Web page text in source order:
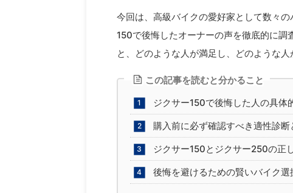
今回は、高級バイクの愛好家として数々
150で後悔したオーナーの声を徹底的に調
と、どのような人が満足し、どのような
この記事を読むと分かること
ジクサー150で後悔した人の具体
購入前に必ず確認すべき適性診断
ジクサー150とジクサー250の正
後悔を避けるための賢いバイク